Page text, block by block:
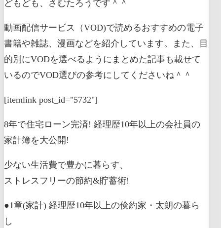
どもども、さむたろうです＾＾
動画配信サービス（VOD)で読めるおすすめの電子
書籍や雑誌、漫画などを紹介しています。また、目
的別にVODを選べるようにまとめた記事も載せて
いるのでVOD選びの参考にしてくださいね＾＾
[itemlink post_id="5732"]
8年で住宅ローン完済! 経理歴10年以上の会社員の
家計簿を大公開!
少ない生活費で豊かに暮らす、
ストレスフリーの節約&貯蓄術!
●1章(家計) 経理歴10年以上の倹約家・太朗の暮ら
し